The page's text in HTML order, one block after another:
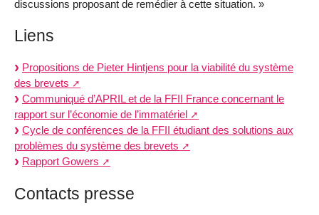
discussions proposant de remédier à cette situation. »
Liens
Propositions de Pieter Hintjens pour la viabilité du système
des brevets
Communiqué d’APRIL et de la FFII France concernant le
rapport sur l’économie de l’immatériel
Cycle de conférences de la FFII étudiant des solutions aux
problèmes du système des brevets
Rapport Gowers
Contacts presse